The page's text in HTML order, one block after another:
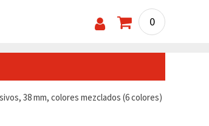
0
38 mm, colores mezclados (6 colores)